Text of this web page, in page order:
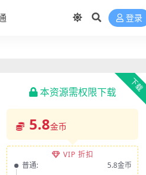
登录
下载
本资源需权限下载
5.8金币
VIP 折扣
普通:
5.8金币